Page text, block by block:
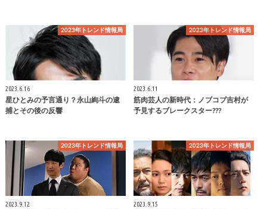
2023年トレンド情報局
2023.6.16
星ひとみの予言通り？永山絢斗の逮
捕とその後の反響
2023年トレンド情報局
2023.6.11
筋肉芸人の新時代：ノブコブ吉村が
予見するブレークスター???
2023年トレンド情報局
2023.9.12
2023年トレンド情報局
2023.9.15